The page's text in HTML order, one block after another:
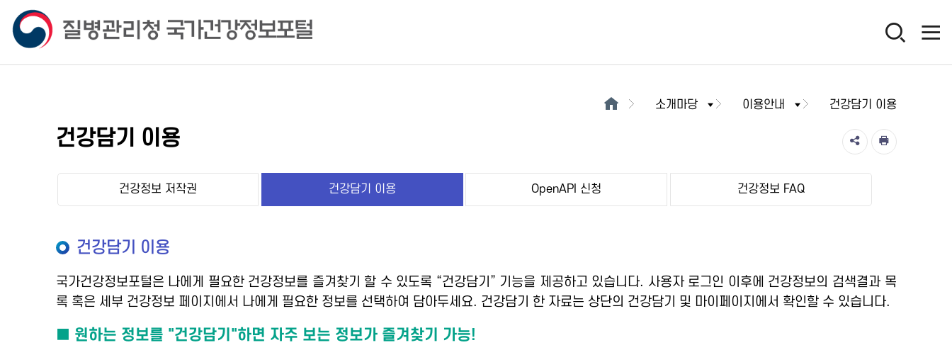
소개마당 이용안내 건강담기 이용
건강담기 이용
건강정보 저작권 건강담기 이용 OpenAPI 신청 건강정보 FAQ
건강담기 이용
국가건강정보포털은 나에게 필요한 건강정보를 즐겨찾기 할 수 있도록 “건강담기” 기능을 제공하고 있습니다. 사용자 로그인 이후에 건강정보의 검색결과 목
록 혹은 세부 건강정보 페이지에서 나에게 필요한 정보를 선택하여 담아두세요. 건강담기 한 자료는 상단의 건강담기 및 마이페이지에서 확인할 수 있습니다.
■ 원하는 정보를 "건강담기"하면 자주 보는 정보가 즐겨찾기 가능!